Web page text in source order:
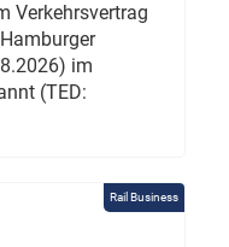
Verkehrsvertrag
im
(TED:
Rail Business